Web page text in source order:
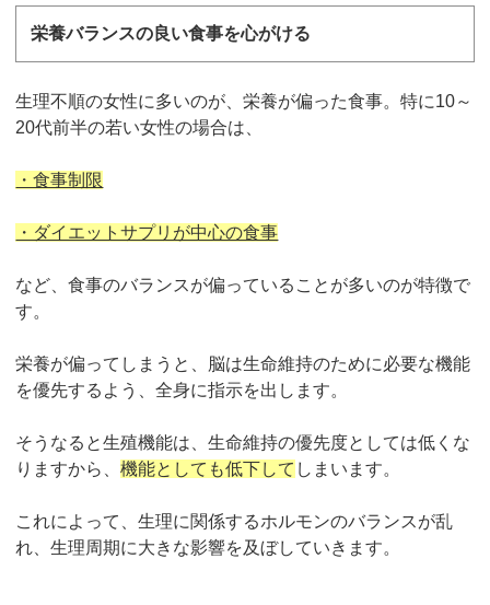
栄養バランスの良い食事を心がける
生理不順の女性に多いのが、栄養が偏った食事。特に10～
20代前半の若い女性の場合は、
・食事制限
・ダイエットサプリが中心の食事
など、食事のバランスが偏っていることが多いのが特徴で
す。
栄養が偏ってしまうと、脳は生命維持のために必要な機能
を優先するよう、全身に指示を出します。
そうなると生殖機能は、生命維持の優先度としては低くな
りますから、機能としても低下して しまいます。
これによって、生理に関係するホルモンのバランスが乱
れ、生理周期に大きな影響を及ぼしていきます。